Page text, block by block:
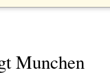
Munchen